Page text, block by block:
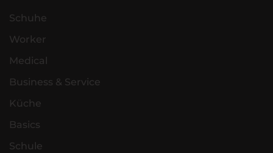
Schuhe
Worker
Medical
Business & Service
Küche
Basics
Schule